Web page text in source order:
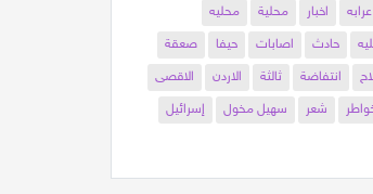
عرابه اخبار محلية
محليه
حادث اصابات حيفا
صعقة
انتفاضة ثالثة الاردن
الاقصى
شعر سهيل مخول
إسرائيل